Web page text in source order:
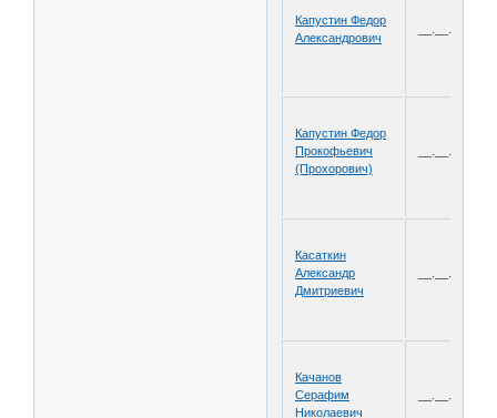
Капустин Федор
Александрович
Капустин Федор
Прокофьевич
(Прохорович)
Касаткин
Александр
Дмитриевич
Качанов
Серафим
Николаевич